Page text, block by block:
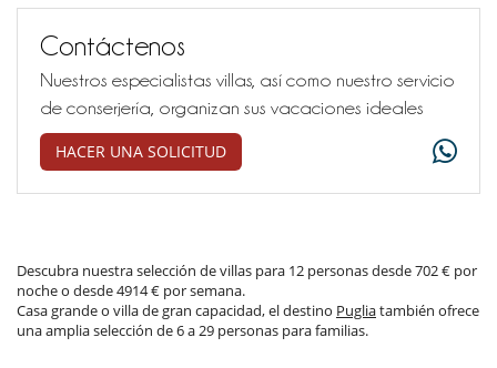
Contáctenos
Nuestros especialistas villas, así como nuestro servicio
de conserjería, organizan sus vacaciones ideales
HACER UNA SOLICITUD
Descubra nuestra selección de villas para 12 personas desde 702 € por
noche o desde 4914 € por semana.
Casa grande o villa de gran capacidad, el destino Pugliatambién ofrece
una amplia selección de 6 a 29 personas para familias.